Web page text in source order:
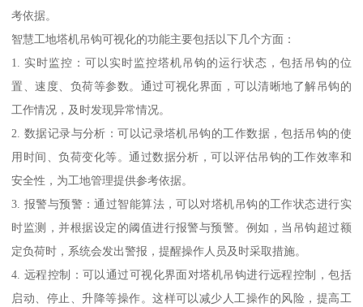
考依据。
智慧工地塔机吊钩可视化的功能主要包括以下几个方面：
1. 实时监控：可以实时监控塔机吊钩的运行状态，包括吊钩的位
置、速度、负荷等参数。通过可视化界面，可以清晰地了解吊钩的
工作情况，及时发现异常情况。
2. 数据记录与分析：可以记录塔机吊钩的工作数据，包括吊钩的使
用时间、负荷变化等。通过数据分析，可以评估吊钩的工作效率和
安全性，为工地管理提供参考依据。
3. 报警与预警：通过智能算法，可以对塔机吊钩的工作状态进行实
时监测，并根据设定的阈值进行报警与预警。例如，当吊钩超过额
定负荷时，系统会发出警报，提醒操作人员及时采取措施。
4. 远程控制：可以通过可视化界面对塔机吊钩进行远程控制，包括
启动、停止、升降等操作。这样可以减少人工操作的风险，提高工